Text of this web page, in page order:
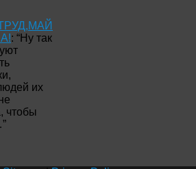
: “Ну так
их
чтобы
”